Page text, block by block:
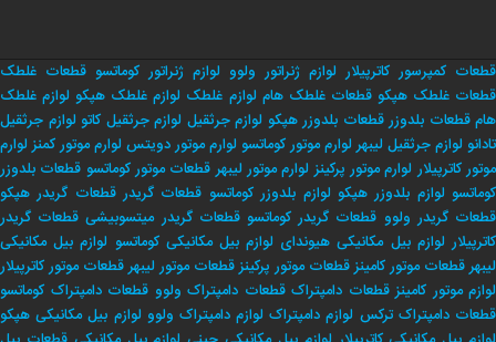
قطعات کمپرسور کاترپیلار لوازم ژنراتور ولوو لوازم ژنراتور کوماتسو قطعات غلطک
قطعات غلطک هپکو قطعات غلطک هام لوازم غلطک لوازم غلطک هپکو لوازم غلطک
هام قطعات بلدوزر قطعات بلدوزر هپکو لوازم جرثقیل لوازم جرثقیل کاتو لوازم جرثقیل
تادانو لوازم جرثقیل لیبهر لوارم موتور کوماتسو لوارم موتور دویتس لوارم موتور کمنز لوارم
موتور کاترپیلار لوارم موتور پرکینز لوارم موتور لیبهر قطعات موتور کوماتسو قطعات بلدوزر
کوماتسو لوازم بلدوزر هپکو لوازم بلدوزر کوماتسو قطعات گریدر قطعات گریدر هپکو
قطعات گریدر ولوو قطعات گریدر کوماتسو قطعات گریدر میتسوبیشی قطعات گریدر
کاترپیلار لوازم بیل مکانیکی هیوندای لوازم بیل مکانیکی کوماتسو لوازم بیل مکانیکی
لیبهرقطعات موتور کامینزقطعات موتور پرکینزقطعات موتور لیبهرقطعات موتور کاترپیلار
لوازم موتور کامینز قطعات دامپتراک قطعات دامپتراک ولوو قطعات دامپتراک کوماتسو
قطعات دامپتراک ترکس لوازم دامپتراک لوازم دامپتراک ولوو لوازم بیل مکانیکی هپکو